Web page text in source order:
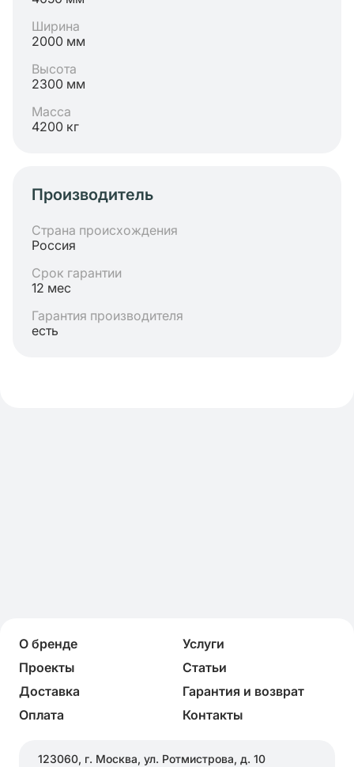
Ширина
2000 мм
Высота
2300 мм
Масса
4200 кг
Производитель
Страна происхождения
Россия
Срок гарантии
12 мес
Гарантия производителя
есть
О бренде
Услуги
Проекты
Статьи
Доставка
Гарантия и возврат
Оплата
Контакты
123060, г. Москва, ул. Ротмистрова, д. 10